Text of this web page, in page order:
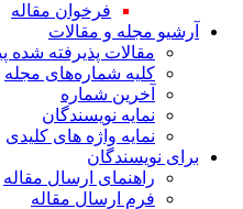
فرخوان مقاله
آرشیو مجله و مقالات
مقالات پذیرفته شده
کلیه شماره‌های مجله
آخرین شماره
نمایه نویسندگان
نمایه واژه های کلیدی
برای نویسندگان
راهنمای ارسال مقاله
فرم ارسال مقاله